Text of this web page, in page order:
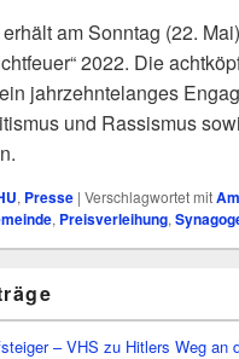
am Sonntag (22.
2022. Die
jahrzehntelanges
und Rassismus
, Presse | Verschlagwortet mit
, Preisverleihung,
– VHS zu Hitlers Weg an